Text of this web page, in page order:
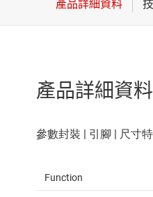
產品詳細資料
Function